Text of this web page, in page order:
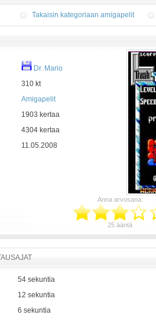
Takaisin kategoriaan amigapelit
Dr. Mario
310 kt
Amigapelit
1903 kertaa
4304 kertaa
11.05.2008
Anna arvosana:
25 ääntä
54 sekuntia
12 sekuntia
6 sekuntia